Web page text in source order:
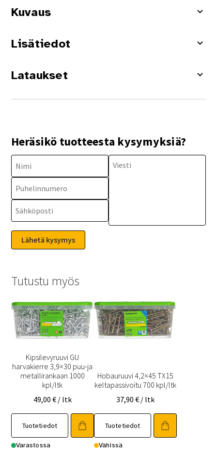
Kuvaus
Lisätiedot
Lataukset
Heräsikö tuotteesta kysymyksiä?
Tutustu myös
Kipsilevyruuvi GU
harvakierre 3,9×30 puu-ja
metallirankaan 1000
kpl/ltk
49,00 € / ltk
Tuotetiedot
Varastossa
Hobauruuvi 4,2×45 TX15
keltapassivoitu 700 kpl/ltk
37,90€ / ltk
Tuotetiedot
Vähissä